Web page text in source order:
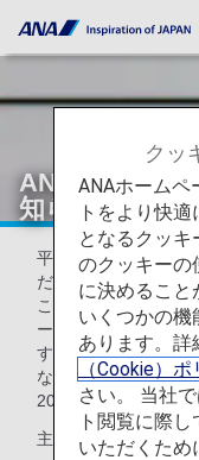
ANAマイレー
知らせ
平素よりANA便なら
だき、誠にありがと
この度、2026年5月
ージクラブ会員規約
す。
なお、2026年5月18
2026年5月19日搭乗
主な改定点は以下の
クッ
ANAホームペ
トをより快
となるクッ
のクッキーの
に決めること
いくつかの機
あります。詳
（Cookie）
さい。 当社
ト閲覧に際
いただくため